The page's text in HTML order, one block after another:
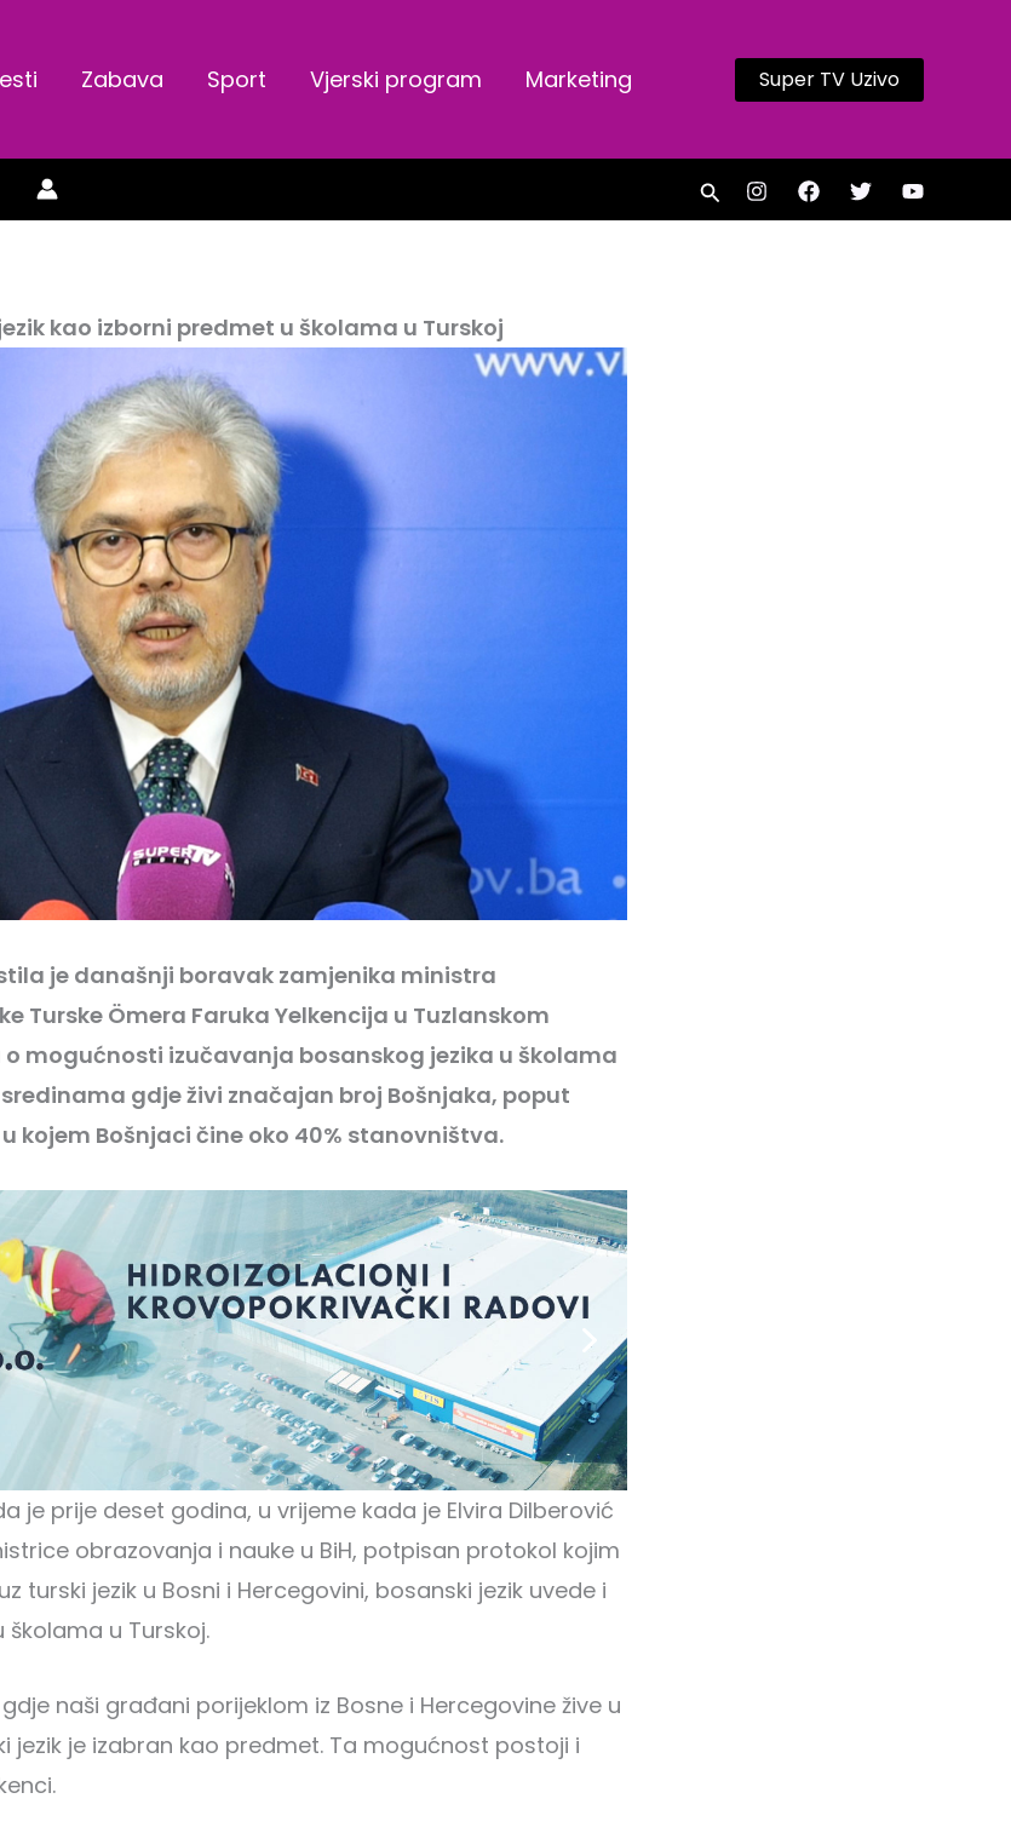
Zabava Sport Vjerski program Marketing Super TV Uzivo
Search
kao izborni predmet u školama u Turskoj
je današnji boravak zamjenika ministra
Turske Ömera Faruka Yelkencija u Tuzlanskom
mogućnosti izučavanja bosanskog jezika u školama
gdje živi značajan broj Bošnjaka, poput
kojem Bošnjaci čine oko 40% stanovništva.
je prije deset godina, u vrijeme kada je Elvira Dilberović
obrazovanja i nauke u BiH, potpisan protokol kojim
turski jezik u Bosni i Hercegovini, bosanski jezik uvede i
u Turskoj.
naši građani porijeklom iz Bosne i Hercegovine žive u
jezik je izabran kao predmet. Ta mogućnost postoji i